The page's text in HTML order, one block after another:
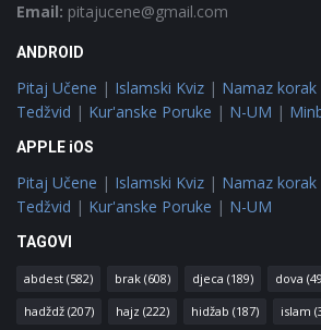
Email: pitajucene@gmail.com
ANDROID
Pitaj Učene | Islamski Kviz | Namaz
Tedžvid | Kur'anske Poruke | N-UM |
APPLE iOS
Pitaj Učene | Islamski Kviz | Namaz
Tedžvid | Kur'anske Poruke | N-UM
TAGOVI
abdest (582) brak (608) djeca (189) dova
hadždž (207) hajz (222) hidžab (187) islam